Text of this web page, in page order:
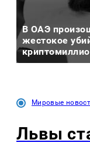
В ОАЭ
жестокое
Мировые
Львы